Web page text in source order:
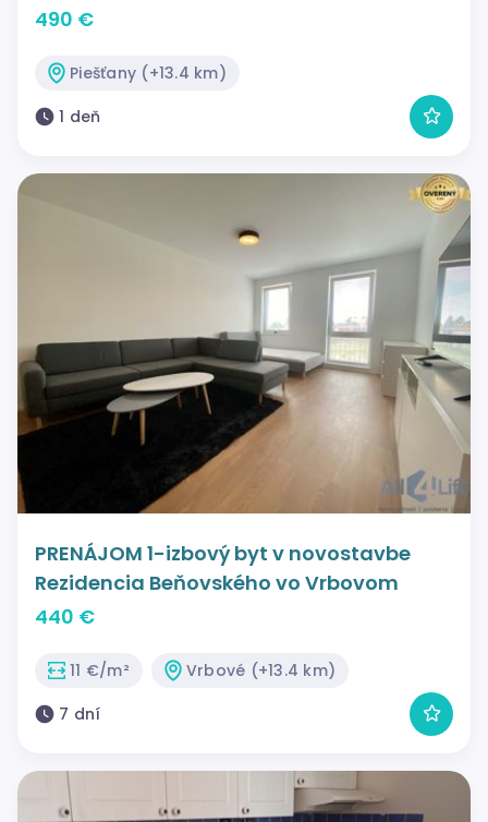
490 €
Piešťany (+13.4 km)
1 deň
PRENÁJOM 1-izbový byt v novostavbe
Rezidencia Beňovského vo Vrbovom
440 €
11 €/m²
Vrbové (+13.4 km)
7 dní